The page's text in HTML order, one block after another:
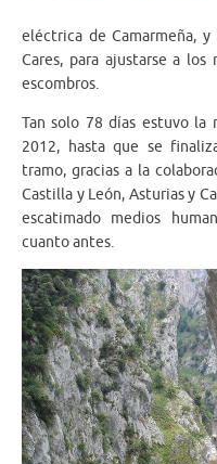
eléctrica de Camarmeña,
Cares, para ajustarse a los
escombros.
Tan solo 78 días estuvo
2012, hasta que se
tramo, gracias a la
Castilla y León, Asturias y
escatimado medios
cuanto antes.